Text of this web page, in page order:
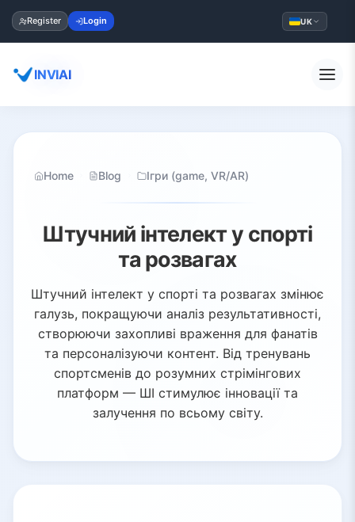
Register Login UK
INVIAI
Home Blog Ігри (game, VR/AR)
Штучний інтелект у спорті
та розвагах
Штучний інтелект у спорті та розвагах змінює
галузь, покращуючи аналіз результативності,
створюючи захопливі враження для фанатів
та персоналізуючи контент. Від тренувань
спортсменів до розумних стрімінгових
платформ — ШІ стимулює інновації та
залучення по всьому світу.